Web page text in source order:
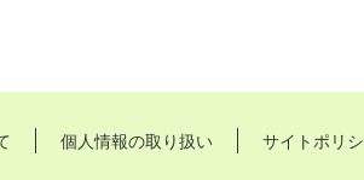
個人情報の取り扱い サイトポリ